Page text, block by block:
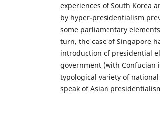
experiences of South Korea
by hyper-presidentialism
some parliamentary
turn, the case of Singapore
introduction of presidential
government (with Confucian
typological variety of
speak of Asian